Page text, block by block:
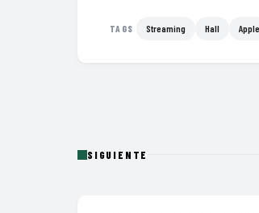
TAGS Streaming Hall Apple
SIGUIENTE